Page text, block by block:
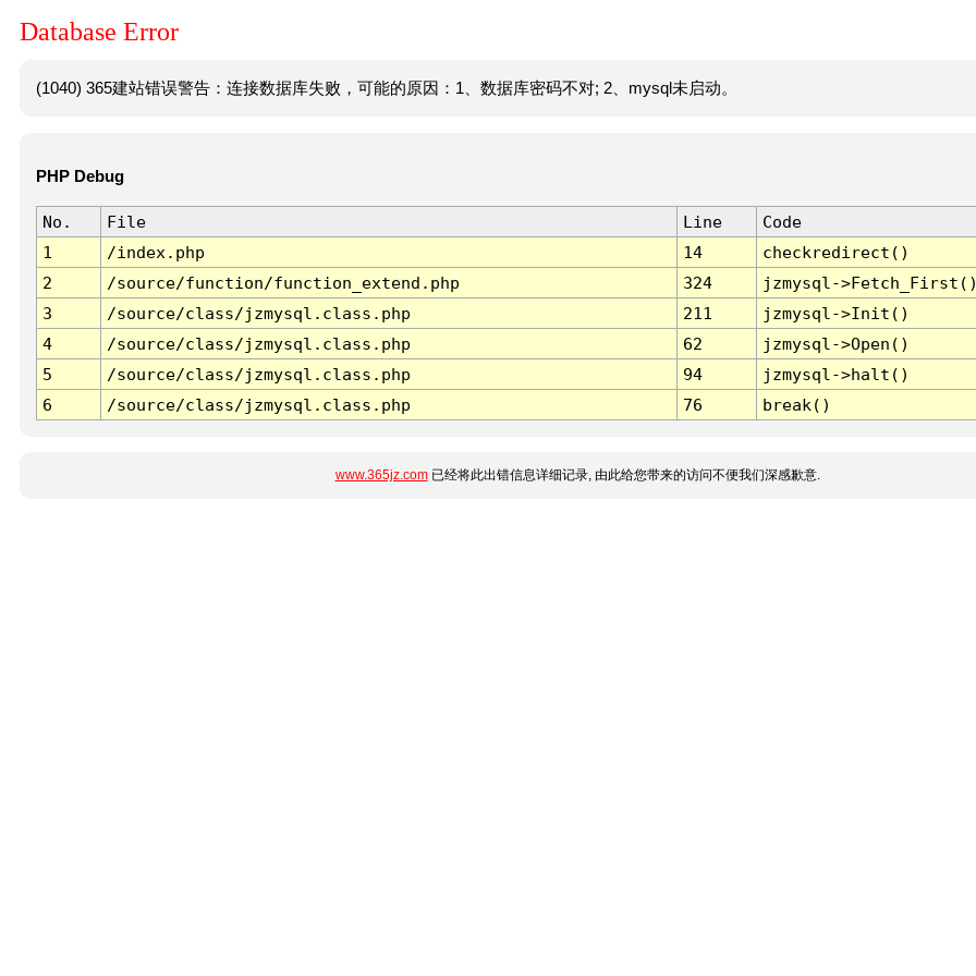
Database Error
(1040) 365建站错误警告：连接数据库失败，可能的原因：1、数据库密码不对; 2、mysql未启动。
PHP Debug
No. File Line
Code
1
/index.php 14
checkredirect()
2
/source/function/function_extend.php 324
jzmysql-
3
/source/class/jzmysql.class.php 211
jzmysql->Init()
4
/source/class/jzmysql.class.php 62
jzmysql->Open()
5
/source/class/jzmysql.class.php 94
jzmysql->halt()
6
/source/class/jzmysql.class.php 76 break()
www.365jz.com已经将此出错信息详细记录, 由此给您带来的访问不便我们深感歉意.